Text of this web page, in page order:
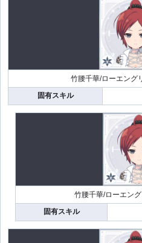
竹腰千華/ローエング
固有スキル
竹腰千華/ローエン
固有スキル